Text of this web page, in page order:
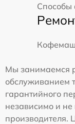
Способы
Мы занимаемся
обслуживанием
гарантийного
независимо и
производителя.